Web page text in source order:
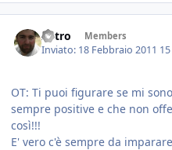
Astro Members
Inviato: 18 Febbraio 2011
OT: Ti puoi figurare se mi
sempre positive e che non
così!!!
E' vero c'è sempre da